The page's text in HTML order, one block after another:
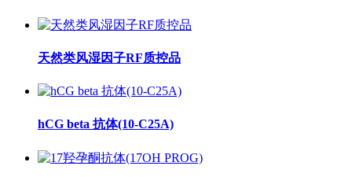
天然类风湿因子RF质控品
hCG beta 抗体(10-C25A)